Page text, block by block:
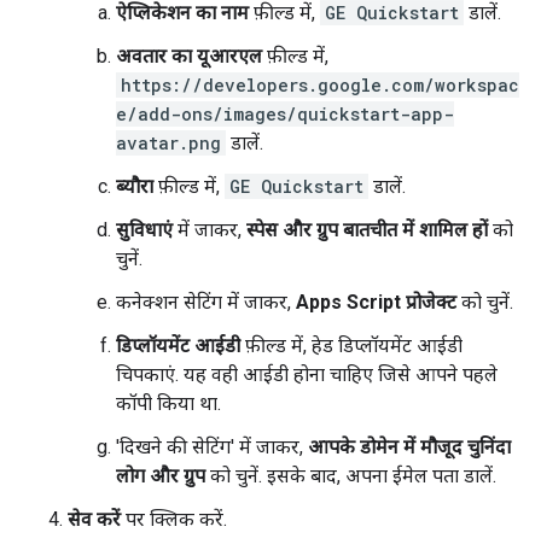
ऐप्लिकेशन का नामफ़ील्ड में, GE Quickstart डालें.
अवतार का यूआरएलफ़ील्ड में,
https://developers.google.com/workspac
e/add-ons/images/quickstart-app-
avatar.png डालें.
ब्यौराफ़ील्ड में, GE Quickstart डालें.
सुविधाएंमें जाकर, स्पेस और ग्रुप बातचीत में शामिल होंको
चुनें.
कनेक्शन सेटिंग में जाकर, Apps Script प्रोजेक्टको चुनें.
डिप्लॉयमेंट आईडीफ़ील्ड में, हेड डिप्लॉयमेंट आईडी
चिपकाएं. यह वही आईडी होना चाहिए जिसे आपने पहले
कॉपी किया था.
'दिखने की सेटिंग' में जाकर, आपके डोमेन में मौजूद चुनिंदा
लोग और ग्रुपको चुनें. इसके बाद, अपना ईमेल पता डालें.
सेव करेंपर क्लिक करें.